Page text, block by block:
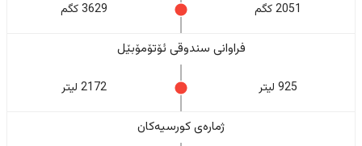
2051 کگم 3629 کگم
فراوانی سندوقی ئۆتۆمۆبێل
925 لیتر 2172 لیتر
ژمارەی کورسیەکان